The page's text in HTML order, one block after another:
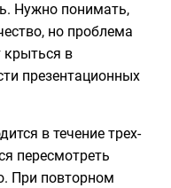
Нужно понимать,
но проблема
крыться в
презентационных
в течение трех-
пересмотреть
При повторном